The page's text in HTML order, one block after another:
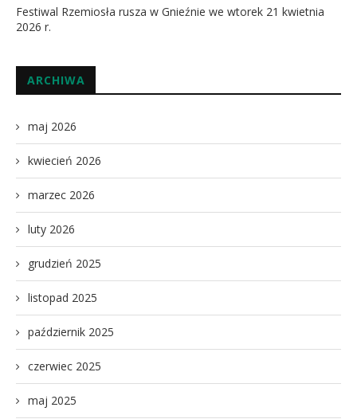
Festiwal Rzemiosła rusza w Gnieźnie we wtorek 21 kwietnia
2026 r.
ARCHIWA
maj 2026
kwiecień 2026
marzec 2026
luty 2026
grudzień 2025
listopad 2025
październik 2025
czerwiec 2025
maj 2025